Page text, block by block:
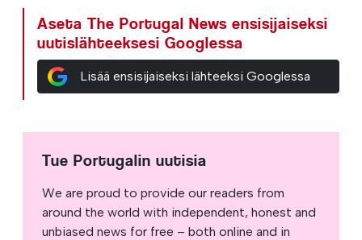
Aseta The Portugal News ensisijaiseksi
uutislähteeksesi Googlessa
Lisää ensisijaiseksi lähteeksi Googlessa
Tue Portugalin uutisia
We are proud to provide our readers from
around the world with independent, honest and
unbiased news for free – both online and in